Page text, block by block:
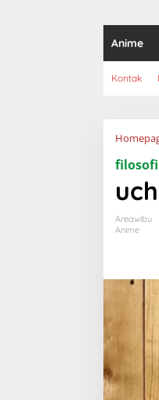
Anime
Kontak
filosofi
Areawibu
Anime